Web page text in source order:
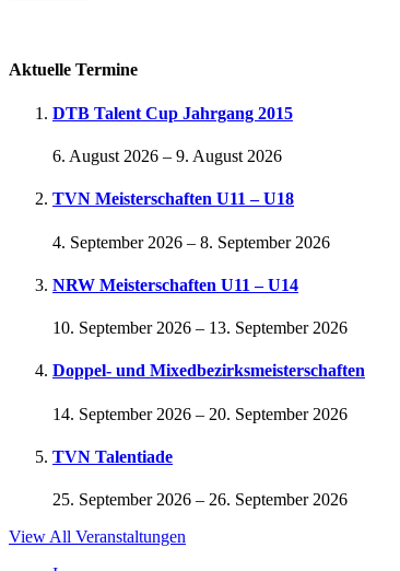
Aktuelle Termine
DTB Talent Cup Jahrgang 2015
6. August 2026 – 9. August 2026
TVN Meisterschaften U11 – U18
4. September 2026 – 8. September 2026
NRW Meisterschaften U11 – U14
10. September 2026 – 13. September 2026
Doppel- und Mixedbezirksmeisterschaften
14. September 2026 – 20. September 2026
TVN Talentiade
25. September 2026 – 26. September 2026
View All Veranstaltungen